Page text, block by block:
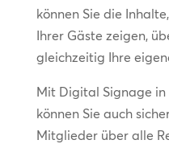
können Sie die
Ihrer Gäste zeigen,
gleichzeitig Ihre
Mit Digital Signage in
können Sie auch
Mitglieder über alle